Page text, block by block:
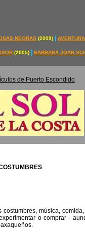
de Puerto Escondido
música,
o comprar -
NEGRAS (2009)
(2005) BARBARA JOAN